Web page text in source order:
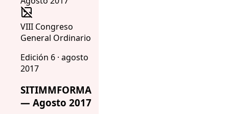
VIII Congreso
General Ordinario
Edición 6 · agosto
2017
SITIMMFORMA
— Agosto 2017